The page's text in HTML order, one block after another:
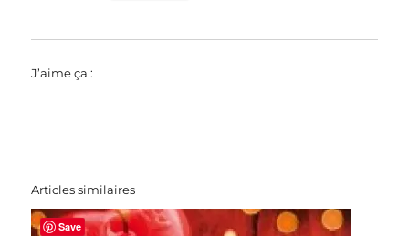
J’aime ça :
Articles similaires
Save